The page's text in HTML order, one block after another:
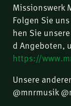
Missionswerk
Folgen Sie
hen Sie
d Angeboten,
https://
Unsere
@mnrmusik